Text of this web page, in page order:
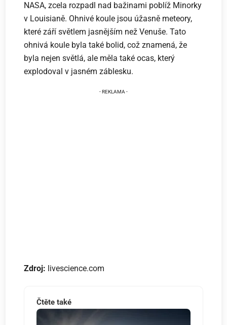
NASA, zcela rozpadl nad bažinami poblíž Minorky
v Louisianě. Ohnivé koule jsou úžasně meteory,
které září světlem jasnějším než Venuše. Tato
ohnivá koule byla také bolid, což znamená, že
byla nejen světlá, ale měla také ocas, který
explodoval v jasném záblesku.
Zdroj: livescience.com
Čtěte také